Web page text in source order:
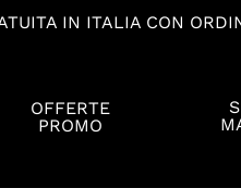
IN ITALIA CON
OFFERTE
PROMO